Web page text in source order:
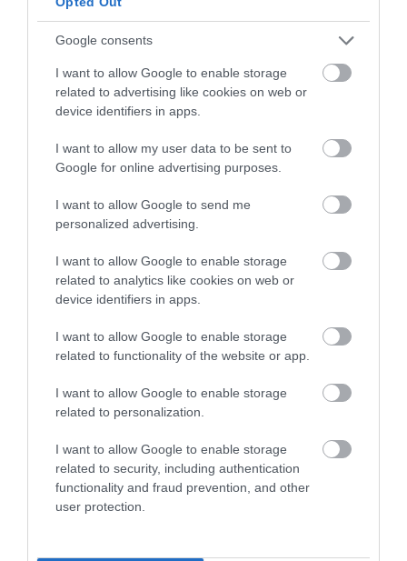
Google consents
I want to allow Google to enable storage
related to advertising like cookies on web or
device identifiers in apps.
I want to allow my user data to be sent to
Google for online advertising purposes.
I want to allow Google to send me
personalized advertising.
I want to allow Google to enable storage
related to analytics like cookies on web or
device identifiers in apps.
I want to allow Google to enable storage
related to functionality of the website or app.
I want to allow Google to enable storage
related to personalization.
I want to allow Google to enable storage
related to security, including authentication
functionality and fraud prevention, and other
user protection.
καινοτόμου υποκατάστατου κρέατος από
ψευδοδημητριακών μέσω της εξώθησης και
της υφοποίησης φυτικών πρωτεϊνών
παρασκευάζοντας τη σειρά Genius, η οποία
την Veganact.